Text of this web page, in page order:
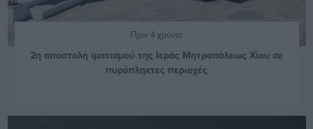
Πριν 4 χρόνια
2η αποστολή ιματισμού της Ιεράς Μητροπόλεως Χίου σε
πυρόπληκτες περιοχές